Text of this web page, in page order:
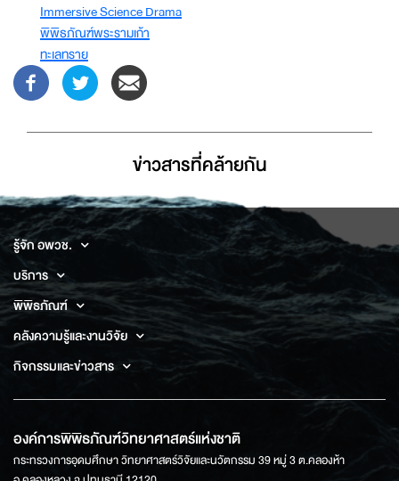
Immersive Science Drama
พิพิธภัณฑ์พระรามเก้า
ทะเลทราย
ข่าวสารที่่คล้ายกัน
รู้จัก อพวช.
บริการ
พิพิธภัณฑ์
คลังความรู้และงานวิจัย
กิจกรรมและข่าวสาร
องค์การพิพิธภัณฑ์วิทยาศาสตร์แห่งชาติ
กระทรวงการอุดมศึกษา วิทยาศาสตร์วิจัยและนวัตกรรม 39 หมู่ 3 ต.คลองห้า